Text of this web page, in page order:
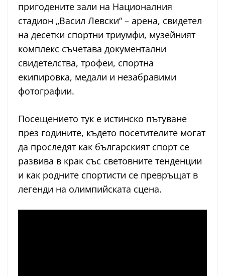
пригодените зали на Националния
стадион „Васил Левски“ – арена, свидетел
на десетки спортни триумфи, музейният
комплекс съчетава документални
свидетелства, трофеи, спортна
екипировка, медали и незабравими
фотографии.
Посещението тук е истинско пътуване
през годините, където посетителите могат
да проследят как българският спорт се
развива в крак със световните тенденции
и как родните спортисти се превръщат в
легенди на олимпийската сцена.